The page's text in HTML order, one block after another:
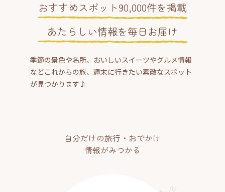
おすすめスポット90,000件を掲載
あたらしい情報を毎日お届け
季節の景色や名所、おいしいスイーツやグルメ情報
などこれからの旅、週末に行きたい素敵なスポット
が見つかります♪
自分だけの旅行・おでかけ
情報がみつかる